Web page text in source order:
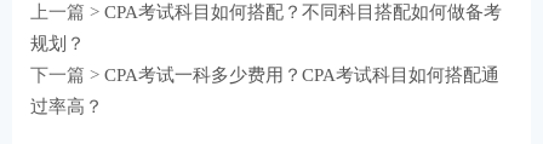
上一篇 > CPA考试科目如何搭配？不同科目搭配如何做备考
规划？
下一篇 > CPA考试一科多少费用？CPA考试科目如何搭配通
过率高？